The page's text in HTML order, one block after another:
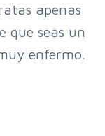
apenas
que seas un
enfermo.